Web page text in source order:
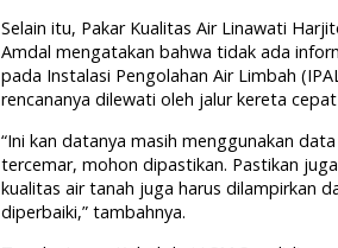
Selain itu, Pakar Kualitas Air Linawati
Amdal mengatakan bahwa tidak ada
pada Instalasi Pengolahan Air Limbah
rencananya dilewati oleh jalur kereta
“Ini kan datanya masih menggunakan
tercemar, mohon dipastikan. Pastikan
kualitas air tanah juga harus dilampirkan
diperbaiki,” tambahnya.